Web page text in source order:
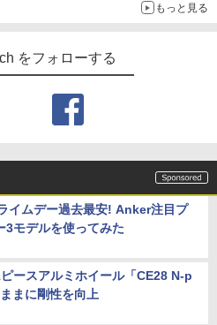
もっと見る
をフォローする
イムデー過去最安! Anker注目プ
3モデルを使ってみた
ースアルミホイール「CE28 N-p
まに剛性を向上